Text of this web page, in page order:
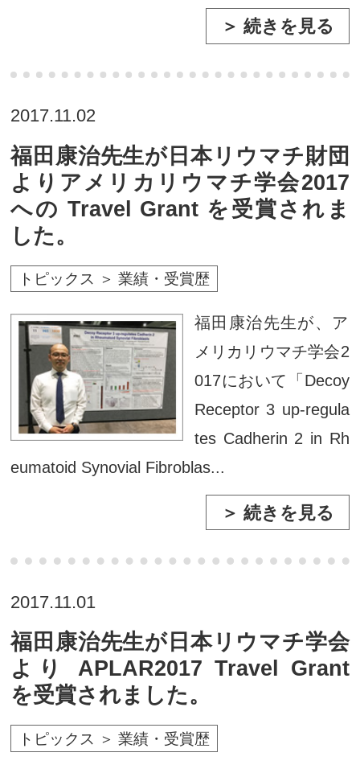
＞ 続きを見る
2017.11.02
福田康治先生が日本リウマチ財団
よりアメリカリウマチ学会2017
への Travel Grant を受賞されま
した。
トピックス ＞ 業績・受賞歴
福田康治先生が、ア
メリカリウマチ学会2
017において「Decoy
Receptor 3 up-regula
tes Cadherin 2 in Rh
eumatoid Synovial Fibroblas...
＞ 続きを見る
2017.11.01
福田康治先生が日本リウマチ学会
より APLAR2017 Travel Grant
を受賞されました。
トピックス ＞ 業績・受賞歴